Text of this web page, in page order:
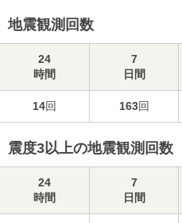
地震観測回数
24
時間
7
日間
14回 163回
震度3以上の地震観測回数
24
時間
7
日間